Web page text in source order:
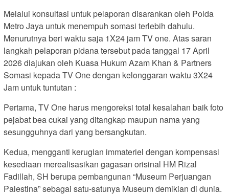
Melalui konsultasi untuk pelaporan disarankan oleh Polda
Metro Jaya untuk menempuh somasi terlebih dahulu.
Menurutnya beri waktu saja 1X24 jam TV one. Atas saran
langkah pelaporan pidana tersebut pada tanggal 17 April
2026 diajukan oleh Kuasa Hukum Azam Khan & Partners
Somasi kepada TV One dengan kelonggaran waktu 3X24
Jam untuk tuntutan :
Pertama, TV One harus mengoreksi total kesalahan baik foto
pejabat bea cukai yang ditangkap maupun nama yang
sesungguhnya dari yang bersangkutan.
Kedua, mengganti kerugian immateriel dengan kompensasi
kesediaan merealisasikan gagasan orisinal HM Rizal
Fadillah, SH berupa pembangunan “Museum Perjuangan
Palestina” sebagai satu-satunya Museum demikian di dunia.